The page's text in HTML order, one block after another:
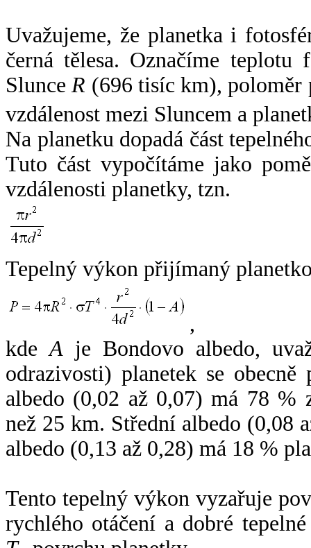
Uvažujeme, že planetka i
černá tělesa. Označíme
SlunceR (696 tisíc km),
vzdálenost mezi Sluncem a
Na planetku dopadá část
Tuto část vypočítáme jako
vzdálenosti planetky, tzn.
Tepelný výkon přijímaný
,
kdeA je Bondovo albedo,
odrazivosti) planetek se
albedo (0,02 až 0,07) má 78 %
než 25 km. Střední albedo (0,08
albedo (0,13 až 0,28) má 18 %
Tento tepelný výkon vyzařuje
rychlého otáčení a dobré